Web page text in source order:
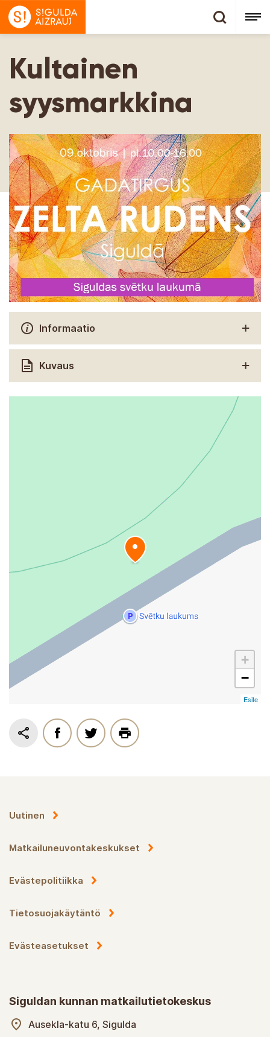
Kultainen
syysmarkkina
Informaatio
Kuvaus
+
−
Esite
Uutinen
Matkailuneuvontakeskukset
Evästepolitiikka
Tietosuojakäytäntö
Evästeasetukset
Siguldan kunnan matkailutietokeskus
Ausekla-katu 6, Sigulda